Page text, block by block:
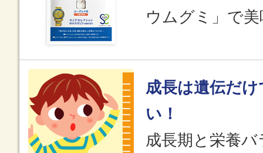
ウムグミ」で
成長は遺伝だ
い！
成長期と栄養